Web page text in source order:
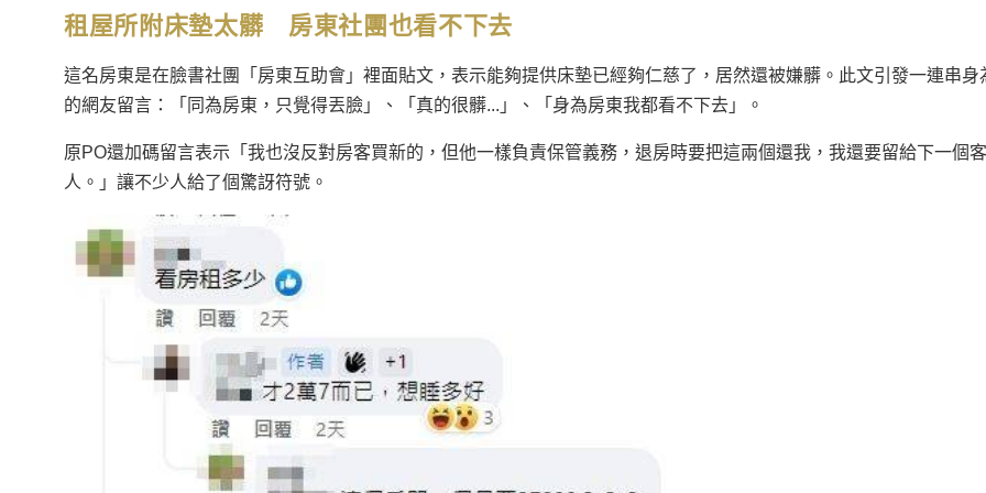
租屋所附床墊太髒 房東社團也看不下去
這名房東是在臉書社團「房東互助會」裡面貼文，表示能夠提供床墊已經夠仁慈了，居然還被嫌髒。此文引發一連串身
的網友留言：「同為房東，只覺得丟臉」、「真的很髒...」、「身為房東我都看不下去」。
原PO還加碼留言表示「我也沒反對房客買新的，但他一樣負責保管義務，退房時要把這兩個還我，我還要留給下一個客
人。」讓不少人給了個驚訝符號。